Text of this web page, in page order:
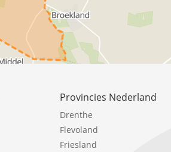
Provincies Nederland
Drenthe
Flevoland
Friesland